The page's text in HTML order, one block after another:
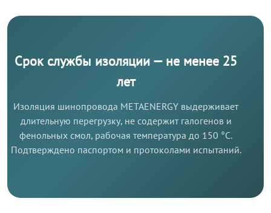
Срок службы изоляции — не менее 25
лет
Изоляция шинопровода METAENERGY выдерживает
длительную перегрузку, не содержит галогенов и
фенольных смол, рабочая температура до 150 °C.
Подтверждено паспортом и протоколами испытаний.